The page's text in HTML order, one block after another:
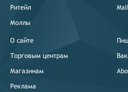
Ритейл
Моллы
О сайте
Торговым центрам
Магазинам
Реклама